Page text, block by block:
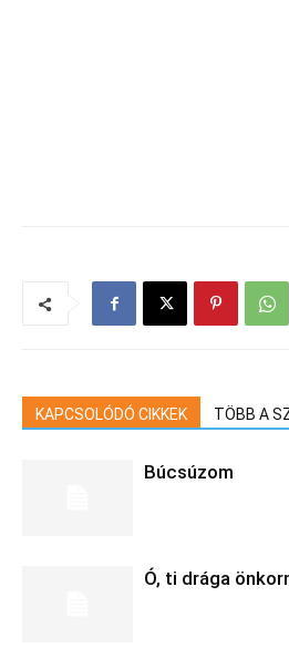
KAPCSOLÓDÓ CIKKEK TÖBB A
Búcsúzom
Ó, ti drága